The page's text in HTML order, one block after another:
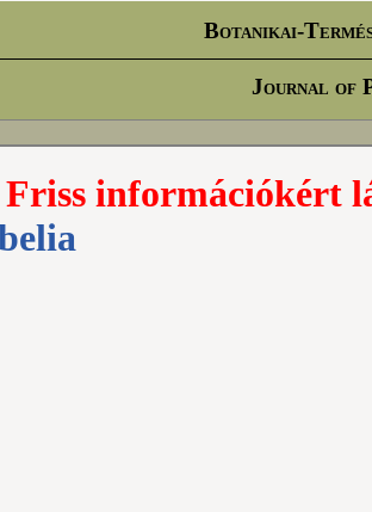
Botanikai-
Journal of
információkért